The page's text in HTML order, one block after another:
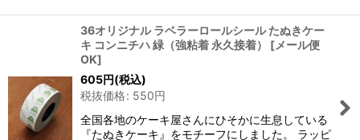
36オリジナル ラベラーロールシール たぬきケー
キ コンニチハ 緑（強粘着 永久接着）
[メール便
OK]
605円(税込)
税抜価格: 550円
全国各地のケーキ屋さんにひそかに生息している
『たぬきケーキ』をモチーフにしました。 ラッピ